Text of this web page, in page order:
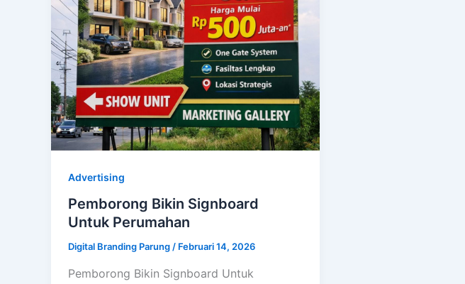
Advertising
Pemborong Bikin Signboard
Untuk Perumahan
Digital Branding Parung/ Februari 14, 2026
Pemborong Bikin Signboard Untuk